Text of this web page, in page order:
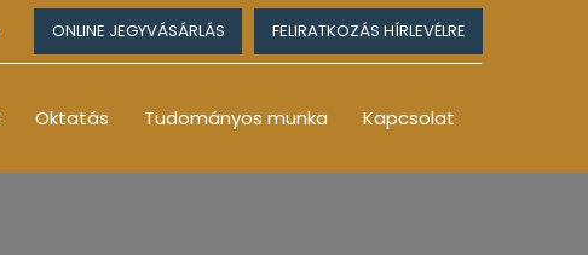
ONLINE JEGYVÁSÁRLÁS FELIRATKOZÁS HÍRLEVÉLRE
Oktatás Tudományos munka Kapcsolat